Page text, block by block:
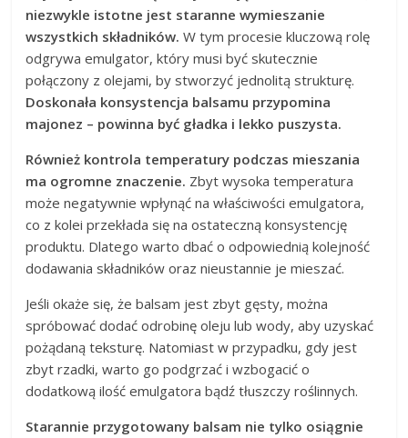
niezwykle istotne jest staranne wymieszanie
wszystkich składników. W tym procesie kluczową rolę
odgrywa emulgator, który musi być skutecznie
połączony z olejami, by stworzyć jednolitą strukturę.
Doskonała konsystencja balsamu przypomina
majonez – powinna być gładka i lekko puszysta.
Również kontrola temperatury podczas mieszania
ma ogromne znaczenie. Zbyt wysoka temperatura
może negatywnie wpłynąć na właściwości emulgatora,
co z kolei przekłada się na ostateczną konsystencję
produktu. Dlatego warto dbać o odpowiednią kolejność
dodawania składników oraz nieustannie je mieszać.
Jeśli okaże się, że balsam jest zbyt gęsty, można
spróbować dodać odrobinę oleju lub wody, aby uzyskać
pożądaną teksturę. Natomiast w przypadku, gdy jest
zbyt rzadki, warto go podgrzać i wzbogacić o
dodatkową ilość emulgatora bądź tłuszczy roślinnych.
Starannie przygotowany balsam nie tylko osiągnie